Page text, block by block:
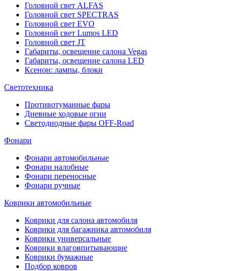
Головной свет ALFAS
Головной свет SPECTRAS
Головной свет EVO
Головной свет Lumos LED
Головной свет JT
Габариты, освещение салона Vegas
Габариты, освещение салона LED
Ксенон: лампы, блоки
Светотехника
Противотуманные фары
Дневные ходовые огни
Светодиодные фары OFF-Road
Фонари
Фонари автомобильные
Фонари налобные
Фонари переносные
Фонари ручные
Коврики автомобильные
Коврики для салона автомобиля
Коврики для багажника автомобиля
Коврики универсальные
Коврики влаговпитывающие
Коврики бумажные
Подбор ковров